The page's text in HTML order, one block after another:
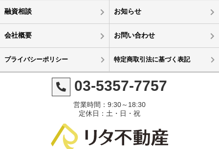
融資相談 お知らせ
会社概要 お問い合わせ
プライバシーポリシー 特定商取引法に基づく表記
03-5357-7757
営業時間：9:30～18:30
定休日：土・日・祝